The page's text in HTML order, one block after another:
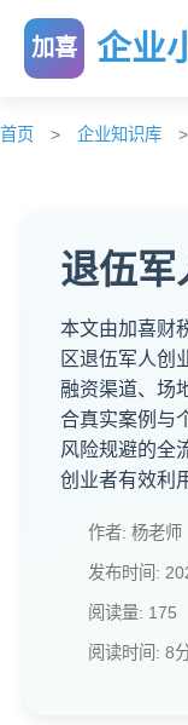
加喜 企业
首页 > 企业知识库 >
退伍军
本文由加喜财
区退伍军人创
融资渠道、场
合真实案例与
风险规避的全
创业者有效利
作者: 杨老师
发布时间:
阅读量: 175
阅读时间: 8